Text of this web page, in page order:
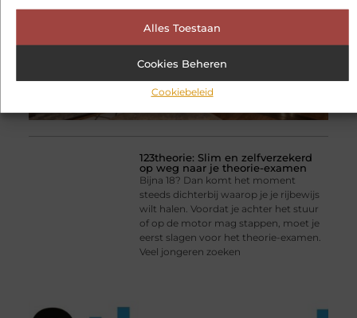
Alles Toestaan
Cookies Beheren
Cookiebeleid
123theorie: Slim en zelfverzekerd
op weg naar je theorie-examen
Bijna 18? Dan komt het moment
steeds dichterbij waarop je je rijbewijs
wilt halen. Voordat je achter het stuur
of op de motor mag stappen, moet je
eerst slagen voor het theorie-examen.
Veel jongeren zoeken